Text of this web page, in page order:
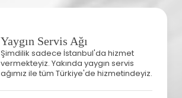
Yaygın Servis Ağı
Şimdilik sadece İstanbul'da hizmet
vermekteyiz. Yakında yaygın servis
ağımız ile tüm Türkiye'de hizmetindeyiz.